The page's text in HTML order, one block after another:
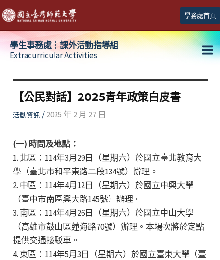
跳
至
主
學務處首頁
學生事務處┆課外活動指導組
Extracurricular Activities
【公民對話】2025青年政策白皮書
活動資訊/2025 年 2 月 27 日
(一) 時間及地點：
1. 北區：114年3月29日（星期六）於國立臺北教育大
學（臺北市和平東路二段134號）辦理。
2. 中區：114年4月12日（星期六）於國立中興大學
（臺中市南區興大路145號）辦理。
3. 南區：114年4月26日（星期六）於國立中山大學
（高雄市鼓山區蓮海路70號）辦理。本場次將於定點
提供交通接駁車。
4. 東區：114年5月3日（星期六）於國立臺東大學（臺